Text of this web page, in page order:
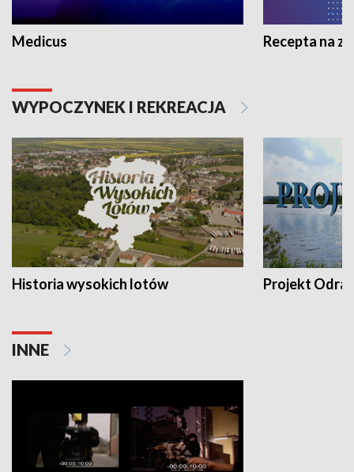
Medicus Recepta na
WYPOCZYNEK I REKREACJA
Historia wysokich lotów Projekt Odra
INNE